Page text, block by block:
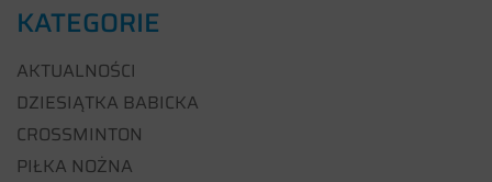
KATEGORIE
AKTUALNOŚCI
DZIESIĄTKA BABICKA
CROSSMINTON
PIŁKA NOŻNA